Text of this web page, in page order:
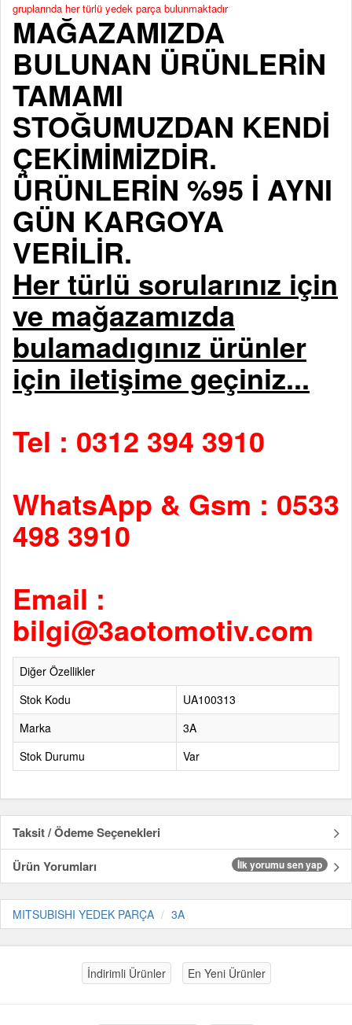
gruplarında her türlü yedek parça bulunmaktadır
MAĞAZAMIZDA
BULUNAN ÜRÜNLERİN
TAMAMI
STOĞUMUZDAN KENDİ
ÇEKİMİMİZDİR.
ÜRÜNLERİN %95 İ AYNI
GÜN KARGOYA
VERİLİR.
Her türlü sorularınız için
ve mağazamızda
bulamadıgınız ürünler
için iletişime geçiniz...
Tel : 0312 394 3910
WhatsApp & Gsm : 0533
498 3910
Email :
bilgi@3aotomotiv.com
Diğer Özellikler
Stok Kodu
UA100313
Marka
3A
Stok Durumu
Var
Taksit / Ödeme Seçenekleri
Ürün Yorumları
İlk yorumu sen yap
MITSUBISHI YEDEK PARÇA 3A
İndirimli Ürünler En Yeni Ürünler